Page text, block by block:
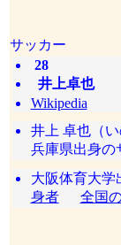
サッカー
28
井上卓也
Wikipedia
井上 卓也（い
兵庫県出身の
大阪体育大
身者
全国